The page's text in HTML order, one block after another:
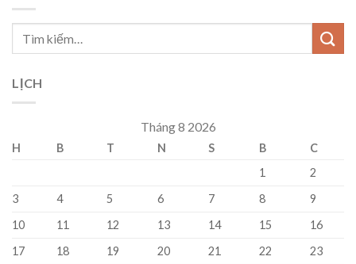
LỊCH
Tháng 8 2026
H B T N S B
C
1
2
3
4 5 6 7 8
9
10
11 12 13 14 15
16
17
18 19 20 21 22
23